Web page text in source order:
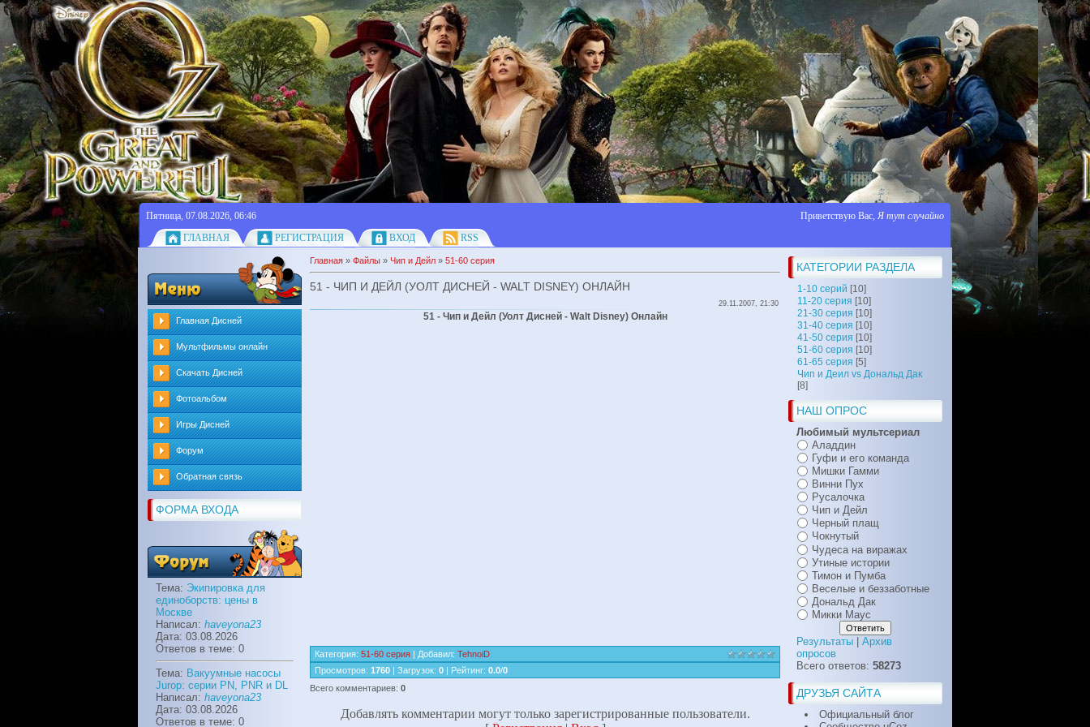
Пятница, 07.08.2026, 06:46 Приветствую Вас, Я тут случайно
ГЛАВНАЯ
РЕГИСТРАЦИЯ ВХОД RSS
Главная Дисней
Мультфильмы онлайн
Скачать Дисней
Фотоальбом
Игры Дисней
Форум
Обратная связь
ФОРМА ВХОДА
Тема: Экипировка для
единоборств: цены в
Москве
Написал: haveyona23
Дата: 03.08.2026
Ответов в теме: 0
Тема: Вакуумные насосы
Jurop: серии PN, PNR и DL
Написал: haveyona23
Дата: 03.08.2026
Ответов в теме: 0
КАТЕГОРИИ РАЗДЕЛА
1-10 серий [10]
11-20 серия [10]
21-30 серия [10]
31-40 серия [10]
41-50 серия [10]
51-60 серия [10]
61-65 серия [5]
Чип и Деил vs Дональд Дак
[8]
НАШ ОПРОС
Любимый мультсериал
Аладдин
Гуфи и его команда
Мишки Гамми
Винни Пух
Русалочка
Чип и Дейл
Черный плащ
Чокнутый
Чудеса на виражах
Утиные истории
Тимон и Пумба
Веселые и беззаботные
Дональд Дак
Микки Маус
Результаты
Архив
опросов
Всего ответов: 58273
ДРУЗЬЯ САЙТА
Официальный блог
Главная » Файлы » Чип и Дейл » 51-60 серия
51 - ЧИП И ДЕЙЛ (УОЛТ ДИСНЕЙ - WALT DISNEY) ОНЛАЙН
29.11.2007, 21:30
51 - Чип и Дейл (Уолт Дисней - Walt Disney) Онлайн
Категория: 51-60 серия | Добавил: TehnoiD
Просмотров: 1760 | Загрузок: 0 | Рейтинг: 0.0/0
Всего комментариев: 0
Добавлять комментарии могут только зарегистрированные пользователи.